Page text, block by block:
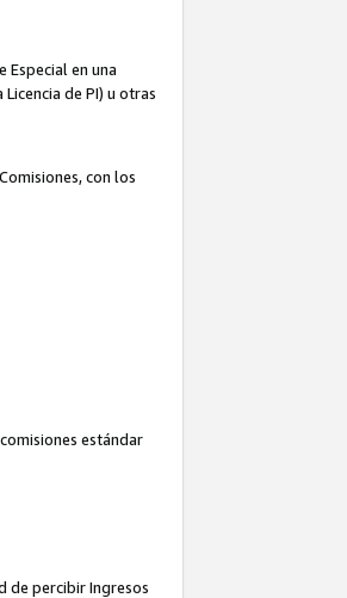
Especial en una
de PI) u otras
con los
estándar
de percibir Ingresos